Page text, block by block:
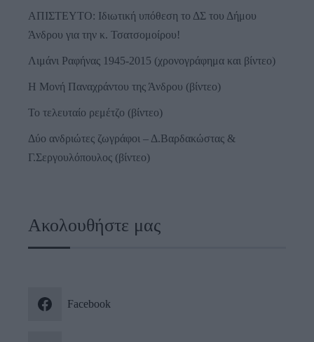
ΑΠΙΣΤΕΥΤΟ: Ιδιωτική υπόθεση το ΔΣ του Δήμου
Άνδρου για την κ. Τσατσομοίρου!
Λιμάνι Ραφήνας 1945-2015 (χρονογράφημα και βίντεο)
Η Μονή Παναχράντου της Άνδρου (βίντεο)
Το τελευταίο ρεμέτζο (βίντεο)
Δύο ανδριώτες ζωγράφοι – Δ.Βαρδακώστας &
Γ.Σεργουλόπουλος (βίντεο)
Ακολουθήστε μας
Facebook